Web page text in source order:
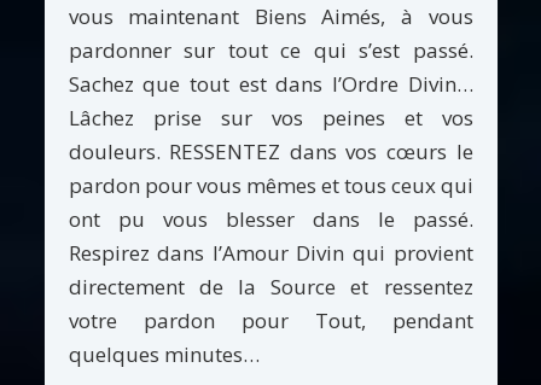
vous maintenant Biens Aimés, à vous
pardonner sur tout ce qui s’est passé.
Sachez que tout est dans l’Ordre Divin…
Lâchez prise sur vos peines et vos
douleurs. RESSENTEZ dans vos cœurs le
pardon pour vous mêmes et tous ceux qui
ont pu vous blesser dans le passé.
Respirez dans l’Amour Divin qui provient
directement de la Source et ressentez
votre pardon pour Tout, pendant
quelques minutes…